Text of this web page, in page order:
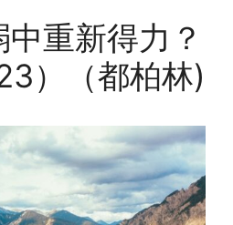
重新得力？
）（都柏林)